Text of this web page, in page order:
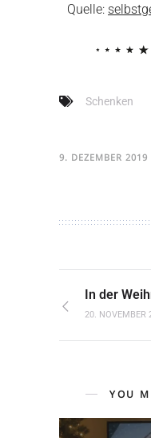
Quelle:
Schenken
9. DEZEMBER 2019
20. NOVEMBER
YOU